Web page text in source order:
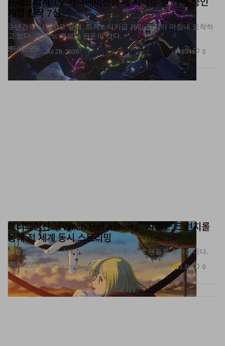
엔터테인먼트
수년간의 시행착오 끝에, 프레스티지급 게임 원작이 마침내 도착하
고 있다. 그 어느 때보다 판돈이 크다.
Jul 28, 2026
엔터테인먼트
통해 전 세계 동시 스트리밍
호평을 받은 시즌 1에 이어, 시즌 2가 전 세계 팬들을 찾아옵니다.
Jun 30, 2026 5.3K 0